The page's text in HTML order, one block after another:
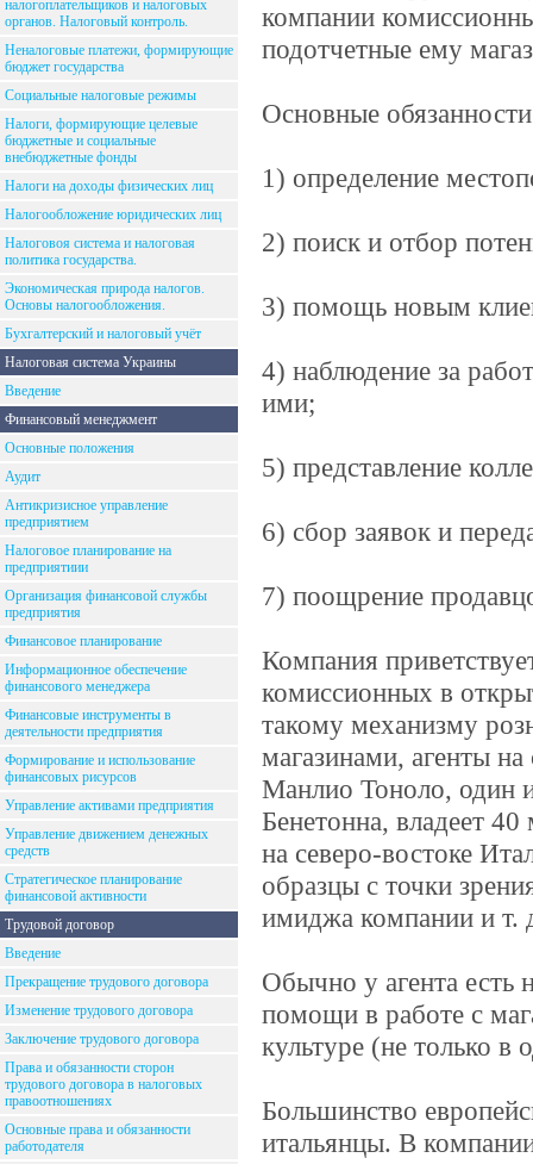
налогоплательщиков и налоговых
органов. Налоговый контроль.
Неналоговые платежи, формирующие
бюджет государства
Социальные налоговые режимы
Налоги, формирующие целевые
бюджетные и социальные
внебюджетные фонды
Налоги на доходы физических лиц
Налогообложение юридических лиц
Налоговоя система и налоговая
политика государства.
Экономическая природа налогов.
Основы налогообложения.
Бухгалтерский и налоговый учёт
Налоговая система Украины
Введение
Финансовый менеджмент
Основные положения
Аудит
Антикризисное управление
предприятием
Налоговое планирование на
предприятиии
Организация финансовой службы
предприятия
Финансовое планирование
Информационное обеспечение
финансового менеджера
Финансовые инструменты в
деятельности предприятия
Формирование и использование
финансовых рисурсов
Управление активами предприятия
Управление движением денежных
средств
Стратегическое планирование
финансовой активности
Трудовой договор
Введение
Прекращение трудового договора
Изменение трудового договора
Заключение трудового договора
Права и обязанности сторон
трудового договора в налоговых
правоотношениях
Основные права и обязанности
работодателя
компании
подотчетные ему
Основные обязанности
1) определение
2) поиск и отбор
3) помощь новым
4) наблюдение за
ими;
5) представление
6) сбор заявок и
7) поощрение
Компания
комиссионных в
такому механизму
магазинами, агенты
Манлио Тоноло, один
Бенетонна, владеет
на северо-востоке
образцы с точки
имиджа компании и т.
Обычно у агента
помощи в работе с
культуре (не только в
Большинство
итальянцы. В